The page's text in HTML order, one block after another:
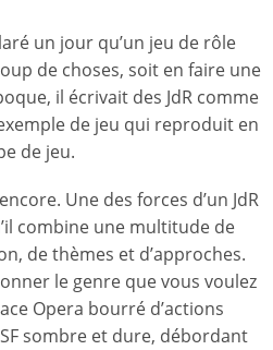
un jour qu’un jeu de rôle
de choses, soit en faire une
il écrivait des JdR comme
de jeu qui reproduit en
de jeu.
Une des forces d’un JdR
combine une multitude de
de thèmes et d’approches.
le genre que vous voulez
Opera bourré d’actions
sombre et dure, débordant